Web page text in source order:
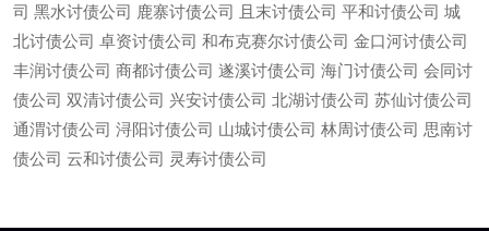
司 黑水讨债公司 鹿寨讨债公司 且末讨债公司 平和讨债公司 城
北讨债公司 卓资讨债公司 和布克赛尔讨债公司 金口河讨债公司
丰润讨债公司 商都讨债公司 遂溪讨债公司 海门讨债公司 会同讨
债公司 双清讨债公司 兴安讨债公司 北湖讨债公司 苏仙讨债公司
通渭讨债公司 浔阳讨债公司 山城讨债公司 林周讨债公司 思南讨
债公司 云和讨债公司 灵寿讨债公司
微信13685747439